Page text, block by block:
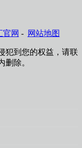
官网 - 网站地图
犯到您的权益，请联
删除。